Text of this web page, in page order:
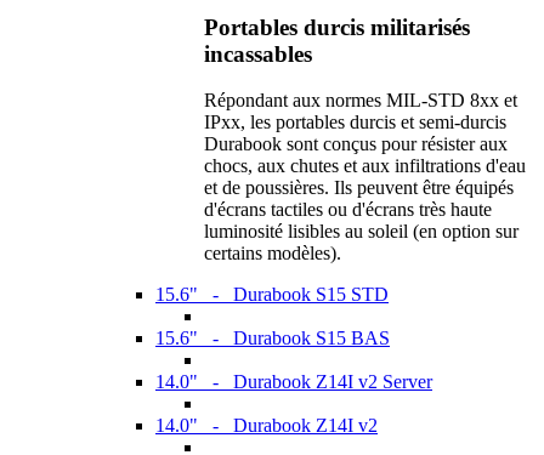
Portables durcis militarisés
incassables
Répondant aux normes MIL-STD 8xx et
IPxx, les portables durcis et semi-durcis
Durabook sont conçus pour résister aux
chocs, aux chutes et aux infiltrations d'eau
et de poussières. Ils peuvent être équipés
d'écrans tactiles ou d'écrans très haute
luminosité lisibles au soleil (en option sur
certains modèles).
15.6" - Durabook S15 STD
15.6" - Durabook S15 BAS
14.0" - Durabook Z14I v2 Server
14.0" - Durabook Z14I v2